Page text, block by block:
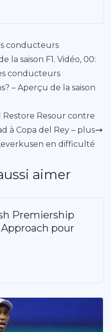
conducteurs
la saison F1. Vidéo, 00:
conducteurs
– Aperçu de la saison
Restore Resour contre
à Copa del Rey – plus
en difficulté
aimer
Premiership
pour